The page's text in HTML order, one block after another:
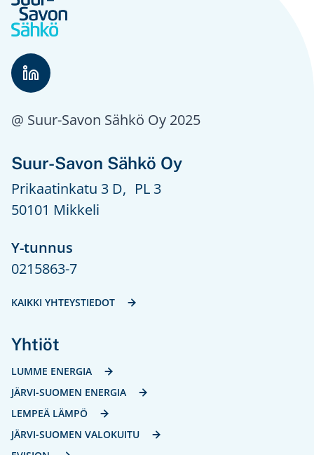
@ Suur-Savon Sähkö Oy 2025
Suur-Savon Sähkö Oy
Prikaatinkatu 3 D, PL 3
50101 Mikkeli
Y-tunnus
0215863-7
KAIKKI YHTEYSTIEDOT
Yhtiöt
LUMME ENERGIA
JÄRVI-SUOMEN ENERGIA
LEMPEÄ LÄMPÖ
JÄRVI-SUOMEN VALOKUITU